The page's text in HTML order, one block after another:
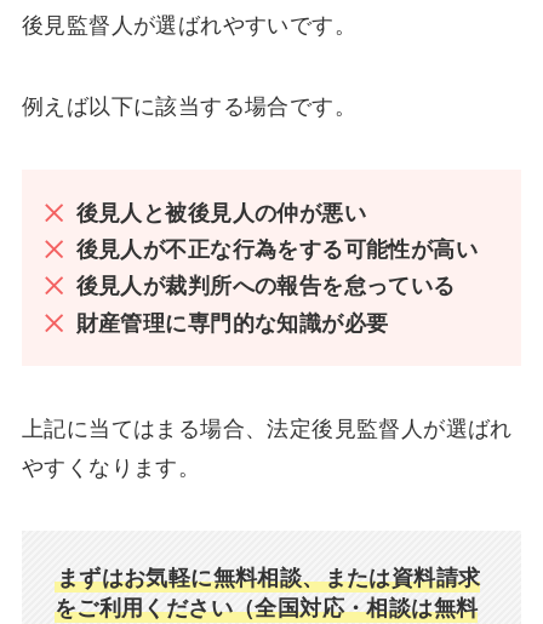
後見監督人が選ばれやすいです。
例えば以下に該当する場合です。
後見人と被後見人の仲が悪い
後見人が不正な行為をする可能性が高い
後見人が裁判所への報告を怠っている
財産管理に専門的な知識が必要
上記に当てはまる場合、法定後見監督人が選ばれ
やすくなります。
まずはお気軽に無料相談、または資料請求
をご利用ください（全国対応・相談は無料